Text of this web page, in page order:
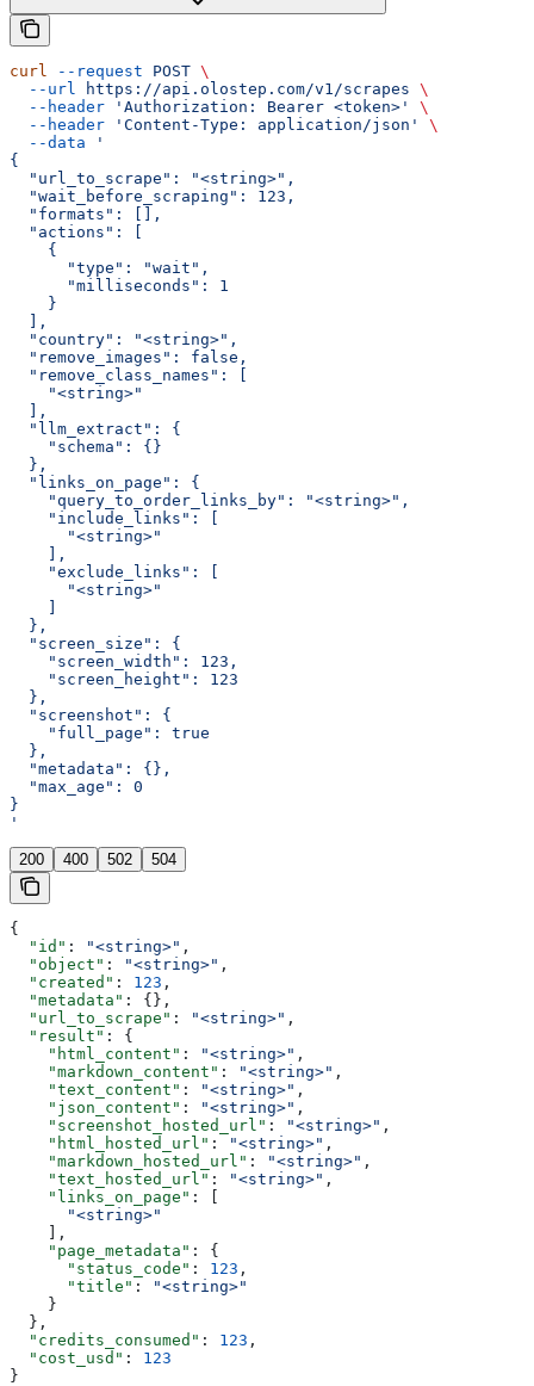
curl --request POST \
  --url
https://api.olostep.com/v1/scrapes \
  --header
'Authorization: Bearer <token>'
\
  --header
'Content-Type: application/json'
\
  --data
'
{
  "url_to_scrape": "<string>",
  "wait_before_scraping": 123,
  "formats": [],
  "actions": [
    {
      "type": "wait",
      "milliseconds": 1
    }
  ],
  "country": "<string>",
  "remove_images": false,
  "remove_class_names": [
    "<string>"
  ],
  "llm_extract": {
    "schema": {}
  },
  "links_on_page": {
    "query_to_order_links_by": "<string>",
    "include_links": [
      "<string>"
    ],
    "exclude_links": [
      "<string>"
    ]
  },
  "screen_size": {
    "screen_width": 123,
    "screen_height": 123
  },
  "screenshot": {
    "full_page": true
  },
  "metadata": {},
  "max_age": 0
}
'
200 400 502 504
{
  "id"
: "<string>" ,
  "object"
: "<string>" ,
  "created"
: 123 ,
  "metadata"
: {},
  "url_to_scrape"
: "<string>" ,
  "result"
: {
    "html_content"
: "<string>" ,
    "markdown_content"
: "<string>" ,
    "text_content"
: "<string>" ,
    "json_content"
: "<string>" ,
    "screenshot_hosted_url"
: "<string>" ,
    "html_hosted_url"
: "<string>" ,
    "markdown_hosted_url"
: "<string>" ,
    "text_hosted_url"
: "<string>" ,
    "links_on_page"
: [
      "<string>"
    ],
    "page_metadata"
: {
      "status_code"
: 123 ,
      "title"
:
"<string>"
    }
  },
  "credits_consumed"
: 123 ,
  "cost_usd"
: 123
}